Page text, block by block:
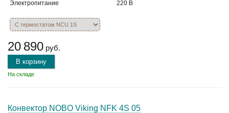
Электропитание 220 В
20 890 руб.
В корзину
На складе
Конвектор NOBO Viking NFK 4S 05